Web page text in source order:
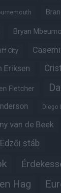
Bryan Mbeumo
City
Eriksen
Fletcher
Diego
van de Beek
Edzői stáb
Hag